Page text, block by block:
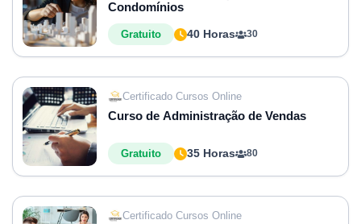
Condomínios
40 Horas
Gratuito 30
Certificado Cursos Online
Curso de Administração de Vendas
35 Horas
Gratuito 80
Certificado Cursos Online